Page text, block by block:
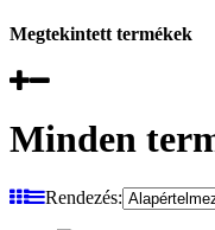
Megtekintett termékek
Minden
Rendezés: